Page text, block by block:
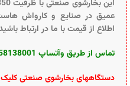
عميق در صنایع و کارواش‌
اطلاع از قیمت با ما در ارتباط
تماس از طریق وآتساپ 09358138001 کلیک کنید
دستگاههای بخارشوی صنعتی کلیک